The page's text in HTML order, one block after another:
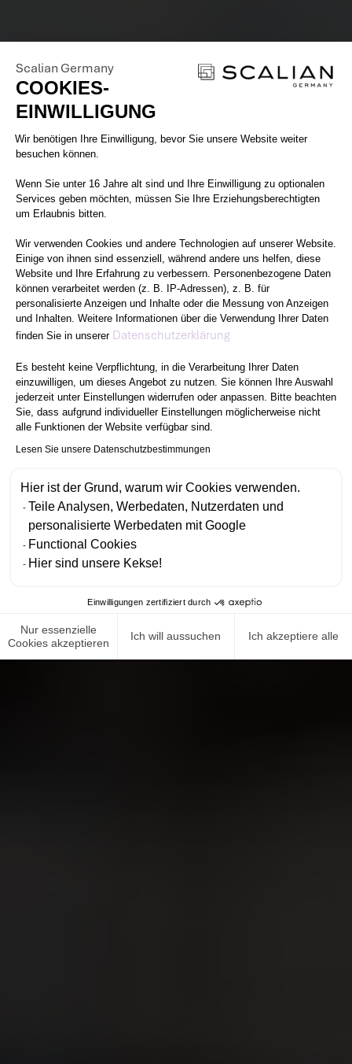
Scalian Germany
COOKIES-
EINWILLIGUNG
Einwilligungsmanagementplattform:
Wir benötigen Ihre Einwilligung, bevor Sie unsere Website weiter
besuchen können.
Wenn Sie unter 16 Jahre alt sind und Ihre Einwilligung zu optionalen
Services geben möchten, müssen Sie Ihre Erziehungsberechtigten
um Erlaubnis bitten.
Wir verwenden Cookies und andere Technologien auf unserer Website.
Einige von ihnen sind essenziell, während andere uns helfen, diese
Website und Ihre Erfahrung zu verbessern. Personenbezogene Daten
können verarbeitet werden (z. B. IP-Adressen), z. B. für
personalisierte Anzeigen und Inhalte oder die Messung von Anzeigen
und Inhalten. Weitere Informationen über die Verwendung Ihrer Daten
finden Sie in unserer Datenschutzerklärung
Es besteht keine Verpflichtung, in die Verarbeitung Ihrer Daten
einzuwilligen, um dieses Angebot zu nutzen. Sie können Ihre Auswahl
jederzeit unter Einstellungen widerrufen oder anpassen. Bitte beachten
Sie, dass aufgrund individueller Einstellungen möglicherweise nicht
alle Funktionen der Website verfügbar sind.
Lesen Sie unsere Datenschutzbestimmungen
Hier ist der Grund, warum wir Cookies verwenden.
Teile Analysen, Werbedaten, Nutzerdaten und
personalisierte Werbedaten mit Google
Functional Cookies
Hier sind unsere Kekse!
Einwilligungen zertifiziert durch
Nur essenzielle
Cookies akzeptieren
Ich will aussuchen Ich akzeptiere alle
Axeptio consent